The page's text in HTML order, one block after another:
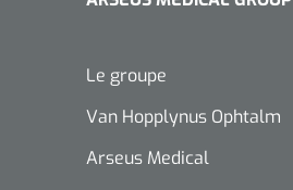
Le groupe
Van Hopplynus Ophtalm
Arseus Medical